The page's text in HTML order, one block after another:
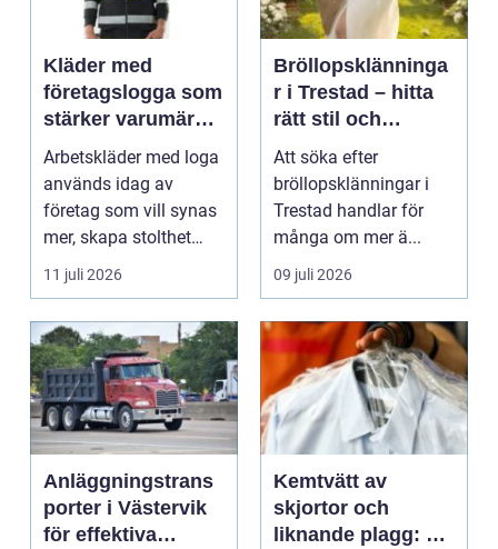
Kläder med
företagslogga som
stärker varumärket
varje dag
Arbetskläder med loga
används idag av
företag som vill synas
mer, skapa stolthet
inte...
11 juli 2026
Bröllopsklänninga
r i Trestad – hitta
rätt stil och
passform inför den
stora dagen
Att söka efter
bröllopsklänningar i
Trestad handlar för
många om mer ä...
09 juli 2026
Anläggningstrans
porter i Västervik
för effektiva
Kemtvätt av
skjortor och
liknande plagg: Så